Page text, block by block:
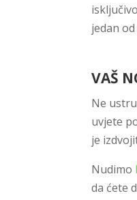
jedan
VAŠ
Ne
uvjete
je
Nudimo
da ćete